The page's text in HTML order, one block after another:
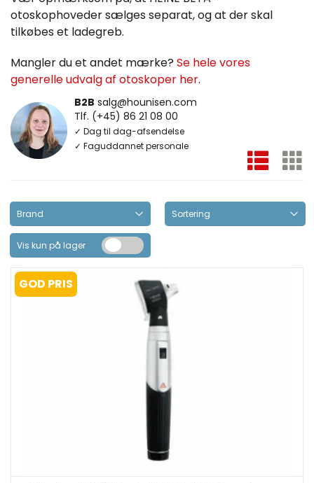
otoskophoveder sælges separat, og at der skal
tilkøbes et ladegreb.
Mangler du et andet mærke? Se hele vores
generelle udvalg af otoskoper her.
B2B salg@hounisen.com
Tlf. (+45) 86 21 08 00
✓ Dag til dag-afsendelse
✓ Faguddannet personale
Vis kun på lager
GOD PRIS